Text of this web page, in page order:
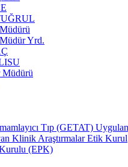
Yrd.
Müdürü
Tıp (GETAT)
Klinik Araştırmalar Etik Kurul
(EPK)